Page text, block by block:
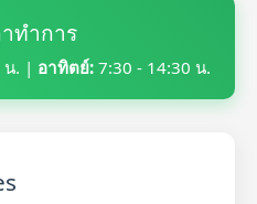
าทำการ
น. | อาทิตย์: 7:30 - 14:30 น.